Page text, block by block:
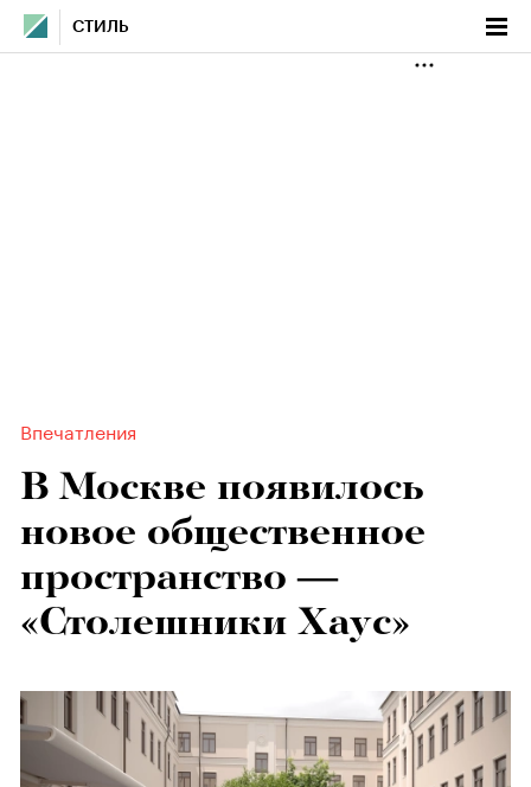
СТИЛЬ
Впечатления
В Москве появилось
новое общественное
пространство —
«Столешники Хаус»